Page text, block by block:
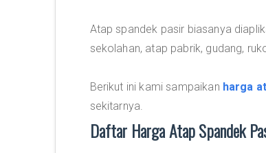
Atap spandek pasir biasanya
sekolahan, atap pabrik, gudang,
Berikut ini kami sampaikan harga
sekitarnya.
Daftar Harga Atap Spandek